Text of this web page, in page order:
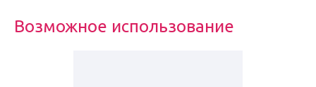
Возможное использование